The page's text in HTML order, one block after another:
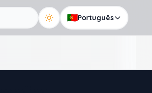
🇵🇹Português